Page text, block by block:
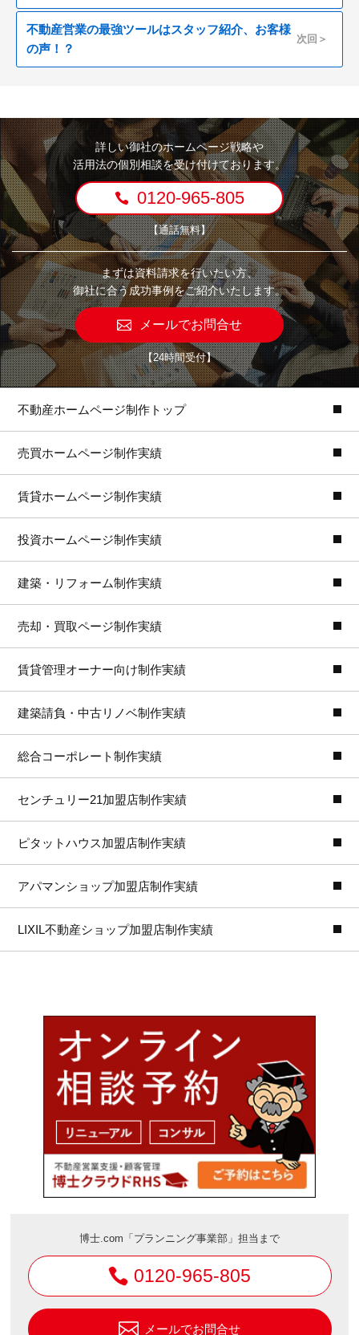
不動産営業の最強ツールはスタッフ紹介、お客様
の声！？
次回＞
詳しい御社のホームページ戦略や
活用法の個別相談を受け付けております。
0120-965-805
【通話無料】
まずは資料請求を行いたい方、
御社に合う成功事例をご紹介いたします。
メールでお問合せ
【24時間受付】
不動産ホームページ制作トップ
売買ホームページ制作実績
賃貸ホームページ制作実績
投資ホームページ制作実績
建築・リフォーム制作実績
売却・買取ページ制作実績
賃貸管理オーナー向け制作実績
建築請負・中古リノベ制作実績
総合コーポレート制作実績
センチュリー21加盟店制作実績
ピタットハウス加盟店制作実績
アパマンショップ加盟店制作実績
LIXIL不動産ショップ加盟店制作実績
博士.com「プランニング事業部」担当まで
0120-965-805
メールでお問合せ